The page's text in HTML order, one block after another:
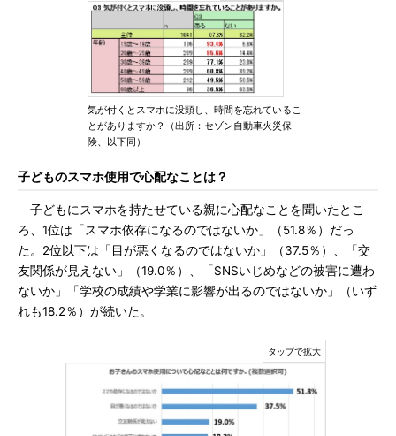
気が付くとスマホに没頭し、時間を忘れているこ
とがありますか？（出所：セゾン自動車火災保
険、以下同）
子どものスマホ使用で心配なことは？
子どもにスマホを持たせている親に心配なことを聞いたとこ
ろ、1位は「スマホ依存になるのではないか」（51.8％）だっ
た。2位以下は「目が悪くなるのではないか」（37.5％）、「交
友関係が見えない」（19.0％）、「SNSいじめなどの被害に遭わ
ないか」「学校の成績や学業に影響が出るのではないか」（いず
れも18.2％）が続いた。